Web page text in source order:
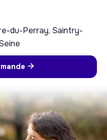
du-Perray, Saintry-
